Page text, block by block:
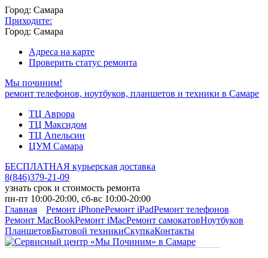
Город: Самара
Приходите:
Город: Самара
Адреса на карте
Проверить статус ремонта
Мы починим!
ремонт телефонов, ноутбуков, планшетов и техники в Самаре
ТЦ Аврора
ТЦ Максидом
ТЦ Апельсин
ЦУМ Самара
БЕСПЛАТНАЯ курьерская доставка
8(846)379-21-09
узнать срок и стоимость ремонта
пн-пт 10:00-20:00, сб-вс 10:00-20:00
Главная
Ремонт iPhoneРемонт iPadРемонт телефонов
Ремонт MacBookРемонт iMacРемонт самокатовНоутбуков
ПланшетовБытовой техникиСкупкаКонтакты